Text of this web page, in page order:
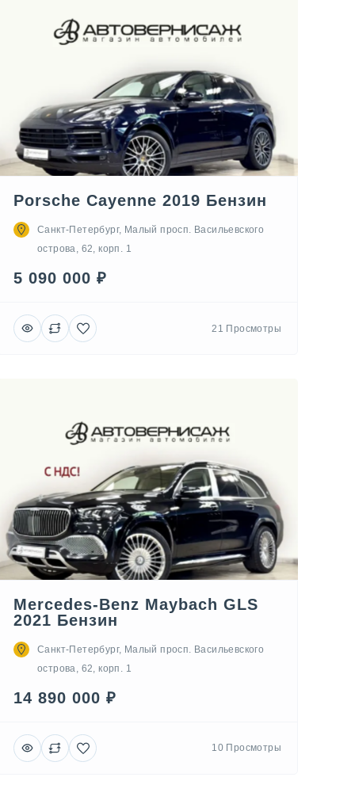
Porsche Cayenne 2019 Бензин
Санкт-Петербург, Малый просп. Васильевского
острова, 62, корп. 1
5 090 000 ₽
21 Просмотры
Mercedes-Benz Maybach GLS
2021 Бензин
Санкт-Петербург, Малый просп. Васильевского
острова, 62, корп. 1
14 890 000 ₽
10 Просмотры